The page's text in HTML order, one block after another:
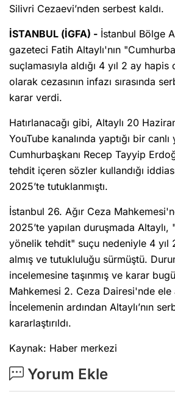
Silivri Cezaevi’nden serbest kaldı.
İSTANBUL (İGFA) - İstanbul Bölge
gazeteci Fatih Altaylı'nın
suçlamasıyla aldığı 4 yıl 2 ay hapis
olarak cezasının infazı sırasında
karar verdi.
Hatırlanacağı gibi, Altaylı 20
YouTube kanalında yaptığı bir canlı
Cumhurbaşkanı Recep Tayyip
tehdit içeren sözler kullandığı
2025’te tutuklanmıştı.
İstanbul 26. Ağır Ceza
2025’te yapılan duruşmada Altaylı,
yönelik tehdit" suçu nedeniyle 4 yıl
almış ve tutukluluğu sürmüştü.
incelemesine taşınmış ve karar
Mahkemesi 2. Ceza Dairesi'nde ele
İncelemenin ardından Altaylı’nın
kararlaştırıldı.
Kaynak: Haber merkezi
Yorum Ekle